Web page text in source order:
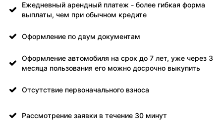
Ежедневный арендный платеж - более гибкая форма
выплаты, чем при обычном кредите
Оформление по двум документам
Оформление автомобиля на срок до 7 лет, уже через 3
месяца пользования его можно досрочно выкупить
Отсутствие первоначального взноса
Рассмотрение заявки в течение 30 минут